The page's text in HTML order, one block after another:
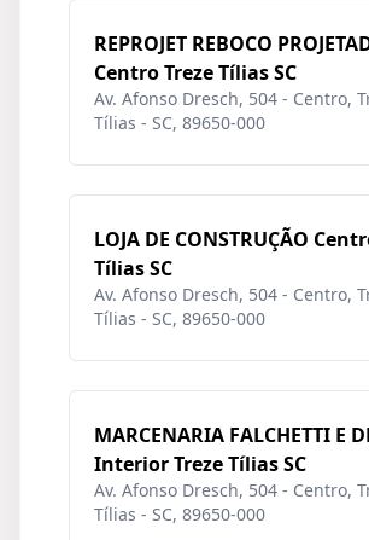
REPROJET REBOCO
Centro Treze Tílias SC
Av. Afonso Dresch, 504 - Centro,
Tílias - SC, 89650-000
LOJA DE CONSTRUÇÃO
Tílias SC
Av. Afonso Dresch, 504 - Centro,
Tílias - SC, 89650-000
MARCENARIA FALCHETTI E
Interior Treze Tílias SC
Av. Afonso Dresch, 504 - Centro,
Tílias - SC, 89650-000